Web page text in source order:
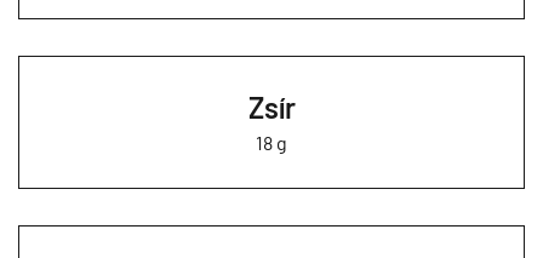
Zsír
18 g